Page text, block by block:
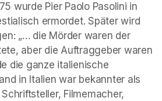
wurde Pier Paolo Pasolini in
ermordet. Später wird
„… die Mörder waren der
aber die Auftraggeber waren
die ganze italienische
in Italien war bekannter als
Filmemacher,